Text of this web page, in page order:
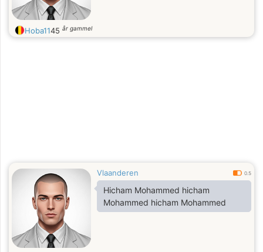
Hoba1145 år gammel
Vlaanderen 0.5
Hicham Mohammed hicham
Mohammed hicham Mohammed